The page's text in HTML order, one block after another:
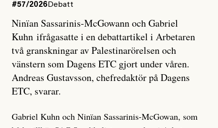
#57/2026 Debatt
Ninïan Sassarinis-McGowann och Gabriel
Kuhn ifrågasatte i en debattartikel i Arbetaren
två granskningar av Palestinarörelsen och
vänstern som Dagens ETC gjort under våren.
Andreas Gustavsson, chefredaktör på Dagens
ETC, svarar.
Gabriel Kuhn och Ninïan Sassarinis-McGowan, som